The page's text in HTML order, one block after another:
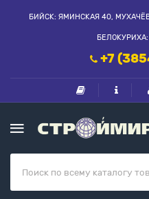
БИЙСК: ЯМИНСКАЯ 40,
+7